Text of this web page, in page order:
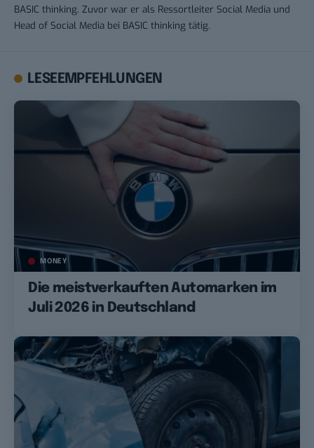
BASIC thinking. Zuvor war er als Ressortleiter Social Media und
Head of Social Media bei BASIC thinking tätig.
LESEEMPFEHLUNGEN
MONEY
Die meistverkauften Automarken im
Juli 2026 in Deutschland